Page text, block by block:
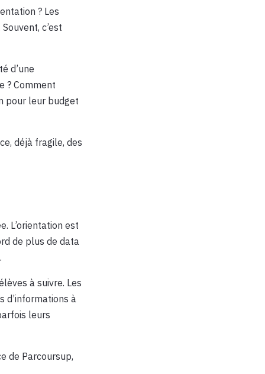
? Les
c’est
d’une
? Comment
pour leur budget
déjà fragile, des
L’orientation est
de plus de data
à suivre. Les
d’informations à
leurs
de Parcoursup,